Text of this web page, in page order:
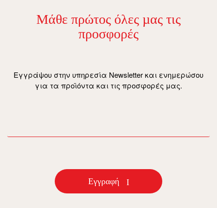
Μάθε πρώτος όλες µας τις
προσφορές
Εγγράψου στην υπηρεσία Newsletter και ενημερώσου
για τα προϊόντα και τις προσφορές μας.
Εγγραφή